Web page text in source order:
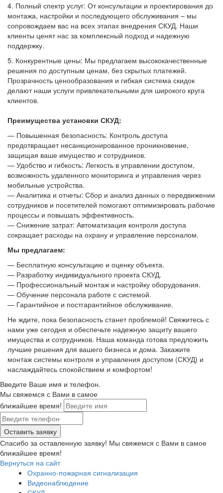
4. Полный спектр услуг: От консультации и проектирования до
монтажа, настройки и последующего обслуживания – мы
сопровождаем вас на всех этапах внедрения СКУД. Наши
клиенты ценят нас за комплексный подход и надежную
поддержку.
5. Конкурентные цены: Мы предлагаем высококачественные
решения по доступным ценам, без скрытых платежей.
Прозрачность ценообразования и гибкая система скидок
делают наши услуги привлекательными для широкого круга
клиентов.
Преимущества установки СКУД:
— Повышенная безопасность: Контроль доступа
предотвращает несанкционированное проникновение,
защищая ваше имущество и сотрудников.
— Удобство и гибкость: Легкость в управлении доступом,
возможность удаленного мониторинга и управления через
мобильные устройства.
— Аналитика и отчеты: Сбор и анализ данных о передвижении
сотрудников и посетителей помогают оптимизировать рабочие
процессы и повышать эффективность.
— Снижение затрат: Автоматизация контроля доступа
сокращает расходы на охрану и управление персоналом.
Мы предлагаем:
— Бесплатную консультацию и оценку объекта.
— Разработку индивидуального проекта СКУД.
— Профессиональный монтаж и настройку оборудования.
— Обучение персонала работе с системой.
— Гарантийное и постгарантийное обслуживание.
Не ждите, пока безопасность станет проблемой! Свяжитесь с
нами уже сегодня и обеспечьте надежную защиту вашего
имущества и сотрудников. Наша команда готова предложить
лучшие решения для вашего бизнеса и дома. Закажите
монтаж системы контроля и управления доступом (СКУД) и
наслаждайтесь спокойствием и комфортом!
Введите Ваше имя и телефон.
Мы свяжемся с Вами в самое
ближайшее время!
Спасибо за оставленную заявку! Мы свяжемся с Вами в самое
ближайшее время!
Вернуться на сайт
Охранно-пожарная сигнализация
Видеонаблюдение